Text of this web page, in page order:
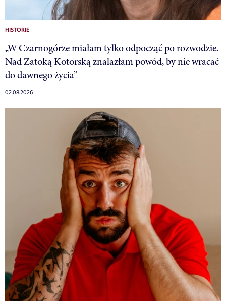
HISTORIE
„W Czarnogórze miałam tylko odpocząć po rozwodzie.
Nad Zatoką Kotorską znalazłam powód, by nie wracać
do dawnego życia”
02.08.2026